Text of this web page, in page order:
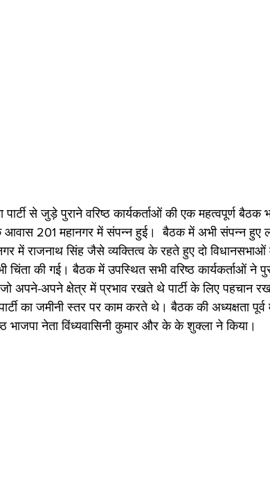
पार्टी से जुड़े पुराने वरिष्ठ कार्यकर्ताओं की एक महत्वपूर्ण बैठक
आवास 201 महानगर में संपन्न हुई।  बैठक में अभी संपन्न हुए
में राजनाथ सिंह जैसे व्यक्तित्व के रहते हुए दो विधानसभाओं
चिंता की गई। बैठक में उपस्थित सभी वरिष्ठ कार्यकर्ताओं ने
जो अपने-अपने क्षेत्र में प्रभाव रखते थे पार्टी के लिए पहचान
का जमीनी स्तर पर काम करते थे। बैठक की अध्यक्षता पूर्व
भाजपा नेता विंध्यवासिनी कुमार और के के शुक्ला ने किया।